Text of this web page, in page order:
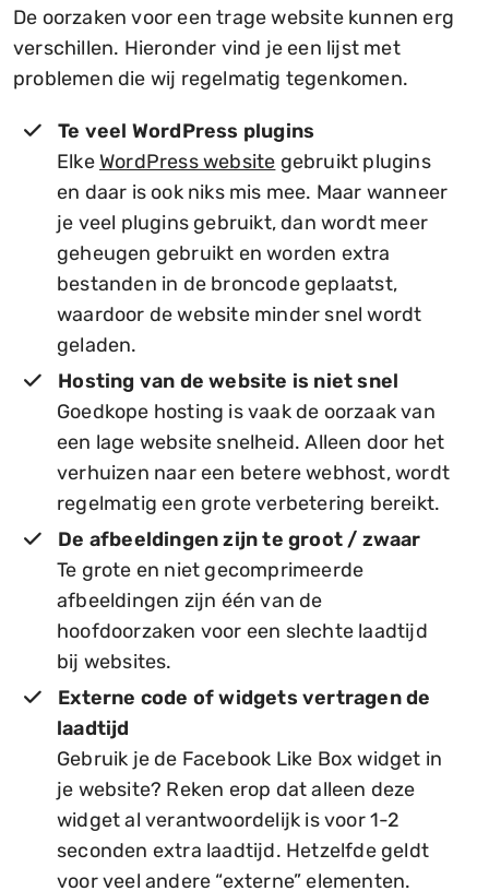
De oorzaken voor een trage website kunnen erg
verschillen. Hieronder vind je een lijst met
problemen die wij regelmatig tegenkomen.
Te veel WordPress plugins
Elke WordPress website gebruikt plugins
en daar is ook niks mis mee. Maar wanneer
je veel plugins gebruikt, dan wordt meer
geheugen gebruikt en worden extra
bestanden in de broncode geplaatst,
waardoor de website minder snel wordt
geladen.
Hosting van de website is niet snel
Goedkope hosting is vaak de oorzaak van
een lage website snelheid. Alleen door het
verhuizen naar een betere webhost, wordt
regelmatig een grote verbetering bereikt.
De afbeeldingen zijn te groot / zwaar
Te grote en niet gecomprimeerde
afbeeldingen zijn één van de
hoofdoorzaken voor een slechte laadtijd
bij websites.
Externe code of widgets vertragen de
laadtijd
Gebruik je de Facebook Like Box widget in
je website? Reken erop dat alleen deze
widget al verantwoordelijk is voor 1-2
seconden extra laadtijd. Hetzelfde geldt
voor veel andere “externe” elementen.